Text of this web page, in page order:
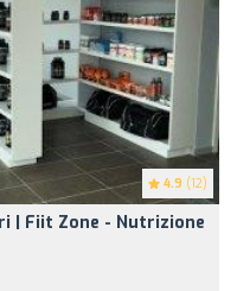
4.9 (12)
| Fiit Zone - Nutrizione